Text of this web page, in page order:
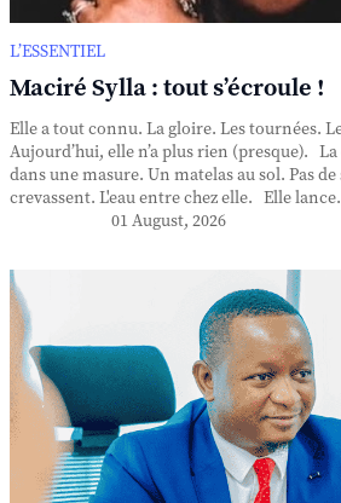
L’ESSENTIEL
Maciré Sylla : tout s’écroule !
Elle a tout connu. La gloire. Les tournées.
Aujourd’hui, elle n’a plus rien (presque).
dans une masure. Un matelas au sol. Pas
crevassent. L'eau entre chez elle. Elle
01 August, 2026